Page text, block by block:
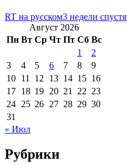
RT на русском3 недели спустя
Август 2026
Пн Вт Ср Чт Пт Сб Вс
1
2
3
4 5 6 7 8
9
10 11 12 13 14 15 16
17 18 19 20 21 22 23
24 25 26 27 28 29 30
31
« Июл
Рубрики